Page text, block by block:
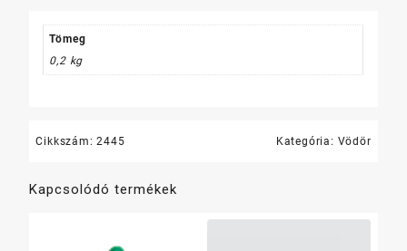
Tömeg
0,2 kg
Cikkszám:2445 Kategória: Vödör
Kapcsolódó termékek